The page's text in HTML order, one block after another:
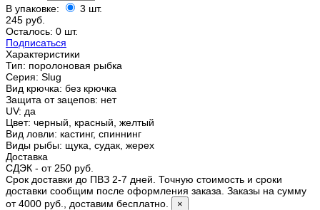
В упаковке:
3 шт.
245 руб.
Осталось: 0 шт.
Подписаться
Характеристики
Тип: поролоновая рыбка
Серия: Slug
Вид крючка: без крючка
Защита от зацепов: нет
UV: да
Цвет: черный, красный, желтый
Вид ловли: кастинг, спиннинг
Виды рыбы: щука, судак, жерех
Доставка
СДЭК - от 250 руб.
Срок доставки до ПВЗ 2-7 дней. Точную стоимость и сроки
доставки сообщим после оформления заказа. Заказы на сумму
от 4000 руб., доставим бесплатно.
×